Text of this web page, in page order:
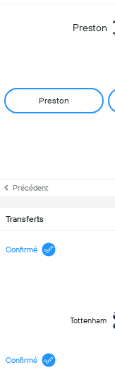
Preston
Preston
Précédent
Transferts
Confirmé
Tottenham
Confirmé